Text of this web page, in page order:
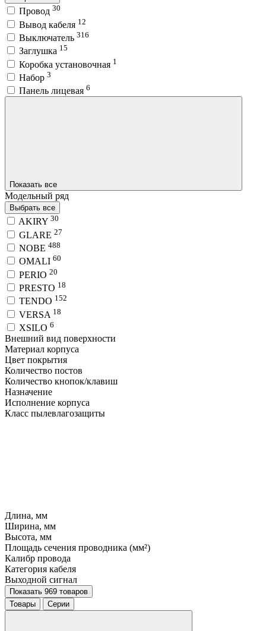
Провод 30
Вывод кабеля 12
Выключатель 316
Заглушка 15
Коробка установочная 1
Набор 3
Панель лицевая 6
Показать все
Модельный ряд
Выбрать все
AKIRY 30
GLARE 27
NOBE 488
OMALI 60
PERIO 20
PRESTO 18
TENDO 152
VERSA 18
XSILO 6
Внешний вид поверхности
Материал корпуса
Цвет покрытия
Количество постов
Количество кнопок/клавиш
Назначение
Исполнение корпуса
Класс пылевлагозащиты
Длина, мм
Ширина, мм
Высота, мм
Площадь сечения проводника (мм²)
Калибр провода
Категория кабеля
Выходной сигнал
Показать 969 товаров
Товары
Серии